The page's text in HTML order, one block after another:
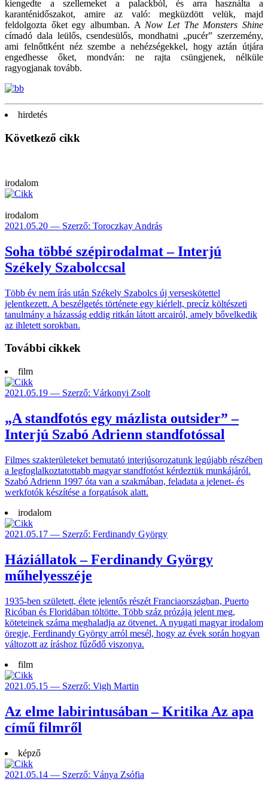
kiengedte a szellemeket a palackból, és arra használta a
karanténidőszakot, amire az való: megküzdött velük, majd
feldolgozta őket egy albumban. A Now Let The Monsters Shine
címadó dala leülős, csendesülős, mondhatni „pucér” szerzemény,
ami felnőttként néz szembe a nehézségekkel, hogy aztán útjára
engedhesse őket, mondván: ne rajta csüngjenek, nélküle
ragyogjanak tovább.
hirdetés
Következő cikk
irodalom
irodalom
2021.05.20 — Szerző: Toroczkay András
Soha többé szépirodalmat – Interjú
Székely Szabolccsal
Több év nem írás után Székely Szabolcs új verseskötettel
jelentkezett. A beszélgetés története egy kiérlelt, precíz költészeti
tanulmány a házasság eddig ritkán látott arcairól, amely bővelkedik
az ihletett sorokban.
További cikkek
film
2021.05.19 — Szerző: Várkonyi Zsolt
„A standfotós egy mázlista outsider” –
Interjú Szabó Adrienn standfotóssal
Filmes szakterületeket bemutató interjúsorozatunk legújabb részében
a legfoglalkoztatottabb magyar standfotóst kérdeztük munkájáról.
Szabó Adrienn 1997 óta van a szakmában, feladata a jelenet- és
werkfotók készítése a forgatások alatt.
irodalom
2021.05.17 — Szerző: Ferdinandy György
Háziállatok – Ferdinandy György
műhelyesszéje
1935-ben született, élete jelentős részét Franciaországban, Puerto
Ricóban és Floridában töltötte. Több száz prózája jelent meg,
köteteinek száma meghaladja az ötvenet. A nyugati magyar irodalom
öregje, Ferdinandy György arról mesél, hogy az évek során hogyan
változott az íráshoz fűződő viszonya.
film
2021.05.15 — Szerző: Vigh Martin
Az elme labirintusában – Kritika Az apa
című filmről
képző
2021.05.14 — Szerző: Ványa Zsófia